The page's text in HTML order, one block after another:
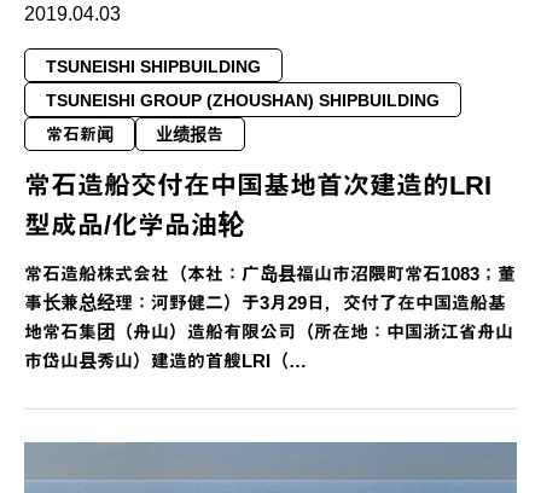
2019.04.03
TSUNEISHI SHIPBUILDING
TSUNEISHI GROUP (ZHOUSHAN) SHIPBUILDING
常石新闻
业绩报告
常石造船交付在中国基地首次建造的LRI
型成品/化学品油轮
常石造船株式会社（本社：广岛县福山市沼隈町常石1083；董
事长兼总经理：河野健二）于3月29日，交付了在中国造船基
地常石集团（舟山）造船有限公司（所在地：中国浙江省舟山
市岱山县秀山）建造的首艘LRI（…